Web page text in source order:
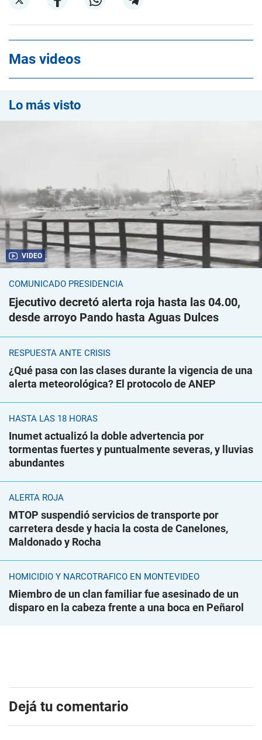
Mas videos
Lo más visto
VIDEO
COMUNICADO PRESIDENCIA
Ejecutivo decretó alerta roja hasta las 04.00,
desde arroyo Pando hasta Aguas Dulces
RESPUESTA ANTE CRISIS
¿Qué pasa con las clases durante la vigencia de una
alerta meteorológica? El protocolo de ANEP
HASTA LAS 18 HORAS
Inumet actualizó la doble advertencia por
tormentas fuertes y puntualmente severas, y lluvias
abundantes
ALERTA ROJA
MTOP suspendió servicios de transporte por
carretera desde y hacia la costa de Canelones,
Maldonado y Rocha
HOMICIDIO Y NARCOTRÁFICO EN MONTEVIDEO
Miembro de un clan familiar fue asesinado de un
disparo en la cabeza frente a una boca en Peñarol
Dejá tu comentario